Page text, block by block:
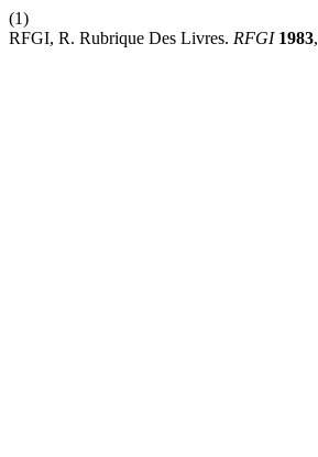
(1)
RFGI, R. Rubrique Des Livres. RFGI 1983,